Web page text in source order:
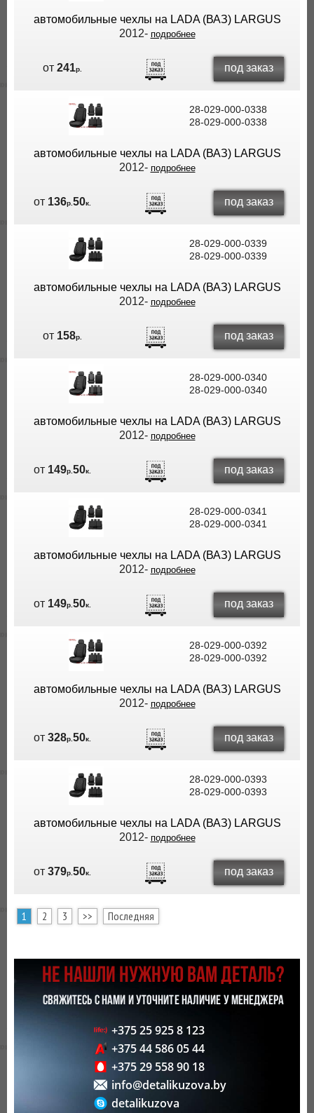
автомобильные чехлы на LADA (ВАЗ) LARGUS
2012- подробнее
от 241р. под заказ
28-029-000-0338
28-029-000-0338
автомобильные чехлы на LADA (ВАЗ) LARGUS
2012- подробнее
от 136р. 50к. под заказ
28-029-000-0339
28-029-000-0339
автомобильные чехлы на LADA (ВАЗ) LARGUS
2012- подробнее
от 158р. под заказ
28-029-000-0340
28-029-000-0340
автомобильные чехлы на LADA (ВАЗ) LARGUS
2012- подробнее
от 149р. 50к. под заказ
28-029-000-0341
28-029-000-0341
автомобильные чехлы на LADA (ВАЗ) LARGUS
2012- подробнее
от 149р. 50к. под заказ
28-029-000-0392
28-029-000-0392
автомобильные чехлы на LADA (ВАЗ) LARGUS
2012- подробнее
от 328р. 50к. под заказ
28-029-000-0393
28-029-000-0393
автомобильные чехлы на LADA (ВАЗ) LARGUS
2012- подробнее
от 379р. 50к. под заказ
1 2 3 >> Последняя
НЕ НАШЛИ НУЖНУЮ ВАМ ДЕТАЛЬ?
СВЯЖИТЕСЬ С НАМИ И УТОЧНИТЕ НАЛИЧИЕ У МЕНЕДЖЕРА
+375 25 925 8 123
+375 44 586 05 44
+375 29 558 90 18
info@detalikuzova.by
detalikuzova